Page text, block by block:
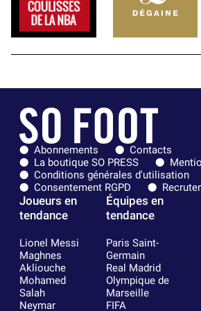
Abonnements
Contacts
La boutique SO PRESS
Conditions générales d'utilisation
Consentement RGPD
Joueurs en
tendance
Lionel Messi
Maghnes
Akliouche
Mohamed
Salah
Neymar
Équipes en
tendance
Paris Saint-
Germain
Real Madrid
Olympique de
Marseille
FIFA